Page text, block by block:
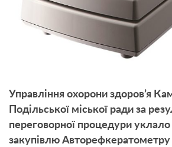
Управління охорони здоров’я
Подільської міської ради за
переговорної процедури уклало
закупівлю